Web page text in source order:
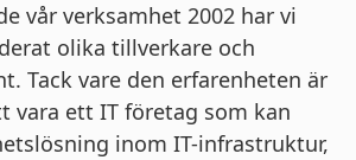
vår verksamhet 2002 har vi
olika tillverkare och
Tack vare den erfarenheten är
vara ett IT företag som kan
inom IT-infrastruktur,